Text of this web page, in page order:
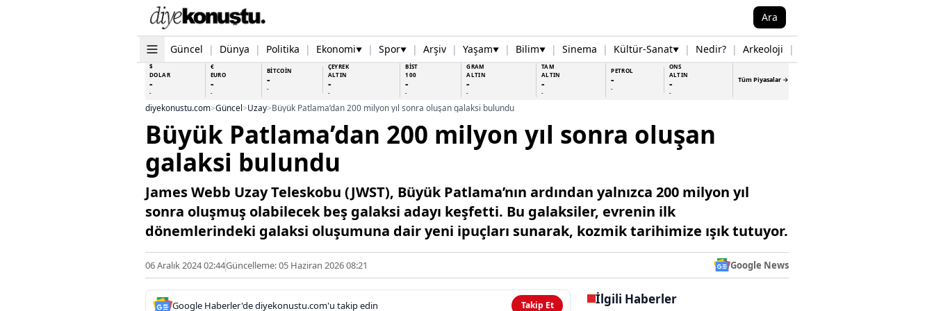
Ara
Güncel | Dünya | Politika | Ekonomi▼ | Spor▼ | Arşiv | Yaşam▼ | Bilim▼ | Sinema | Kültür-Sanat▼ | Nedir? | Arkeoloji |
$
DOLAR
-
-
€
EURO
-
-
BİTCOİN
-
-
ÇEYREK
ALTIN
-
-
BİST
100
-
-
GRAM
ALTIN
-
-
TAM
ALTIN
-
-
PETROL
-
-
ONS
ALTIN
-
-
Tüm Piyasalar →
diyekonustu.com>Güncel>Uzay>Büyük Patlama’dan 200 milyon yıl sonra oluşan galaksi bulundu
Büyük Patlama’dan 200 milyon yıl sonra oluşan
galaksi bulundu
James Webb Uzay Teleskobu (JWST), Büyük Patlama’nın ardından yalnızca 200 milyon yıl
sonra oluşmuş olabilecek beş galaksi adayı keşfetti. Bu galaksiler, evrenin ilk
dönemlerindeki galaksi oluşumuna dair yeni ipuçları sunarak, kozmik tarihimize ışık tutuyor.
06 Aralık 2024 02:44Güncelleme: 05 Haziran 2026 08:21 Google News
Google Haberler'de diyekonustu.com'u takip edin Takip Et İlgili Haberler